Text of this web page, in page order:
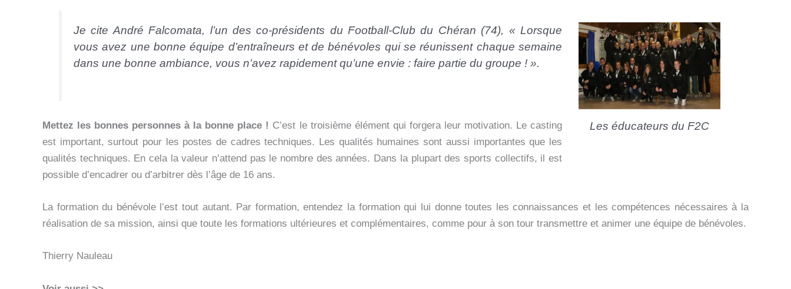
Les éducateurs du F2C
Je cite André Falcomata, l’un des co-présidents du Football-Club du Chéran (74), « Lorsque
vous avez une bonne équipe d’entraîneurs et de bénévoles qui se réunissent chaque semaine
dans une bonne ambiance, vous n’avez rapidement qu’une envie : faire partie du groupe ! ».
Mettez les bonnes personnes à la bonne place ! C’est le troisième élément qui forgera leur motivation. Le casting
est important, surtout pour les postes de cadres techniques. Les qualités humaines sont aussi importantes que les
qualités techniques. En cela la valeur n’attend pas le nombre des années. Dans la plupart des sports collectifs, il est
possible d’encadrer ou d’arbitrer dès l’âge de 16 ans.
La formation du bénévole l’est tout autant. Par formation, entendez la formation qui lui donne toutes les connaissances et les compétences nécessaires à la
réalisation de sa mission, ainsi que toute les formations ultérieures et complémentaires, comme pour à son tour transmettre et animer une équipe de bénévoles.
Thierry Nauleau